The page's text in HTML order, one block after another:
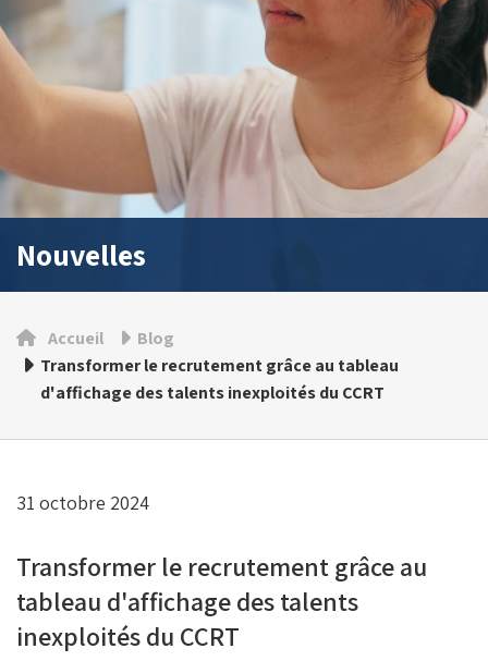
Nouvelles
Accueil
Blog
Transformer le recrutement grâce au tableau
d'affichage des talents inexploités du CCRT
31 octobre 2024
Transformer le recrutement grâce au
tableau d'affichage des talents
inexploités du CCRT